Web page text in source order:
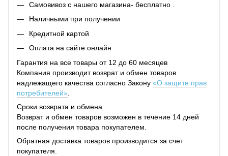
Самовивоз с нашего магазина- бесплатно .
Наличными при получении
Кредитной картой
Оплата на сайте онлайн
Гарантия на все товары от 12 до 60 месяцев
Компания производит возврат и обмен товаров
надлежащего качества согласно Закону «О защите прав
потребителей»
Сроки возврата и обмена
Возврат и обмен товаров возможен в течение 14 дней
после получения товара покупателем.
Обратная доставка товаров производится за счет
покупателя.